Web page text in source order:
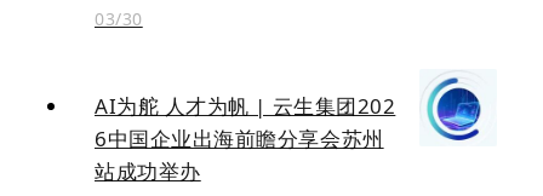
03/30
AI为舵 人才为帆 | 云生集团202
6中国企业出海前瞻分享会苏州
站成功举办